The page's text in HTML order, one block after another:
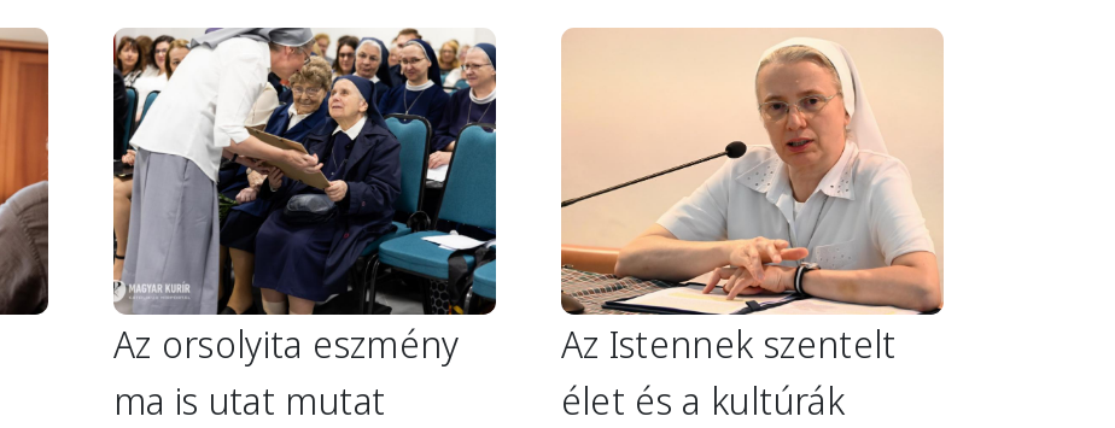
Image
Az orsolyita eszmény
ma is utat mutat
Image
Az Istennek szentelt
élet és a kultúrák